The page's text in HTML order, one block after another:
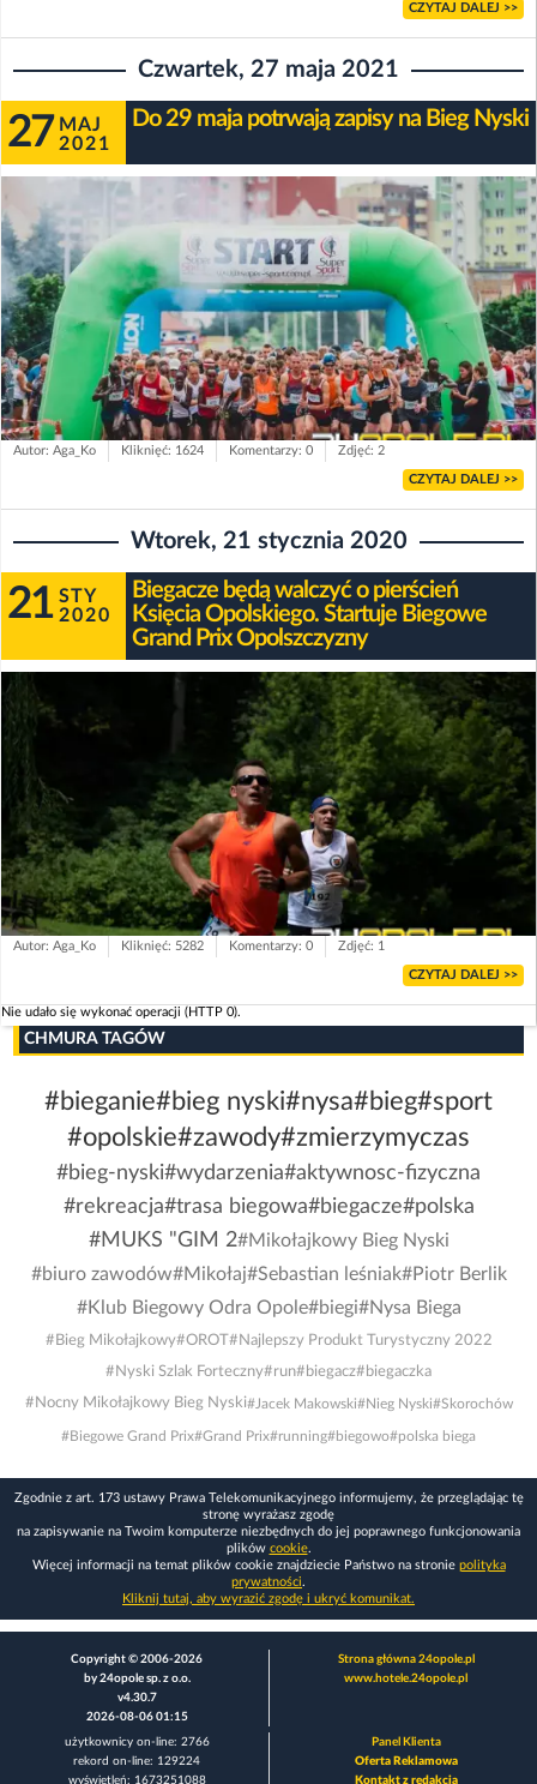
CZYTAJ DALEJ >>
Czwartek, 27 maja 2021
27 MAJ
2021
Do 29 maja potrwają zapisy na Bieg Nyski
Autor: Aga_Ko Kliknięć: 1624 Komentarzy: 0 Zdjęć: 2
CZYTAJ DALEJ >>
Wtorek, 21 stycznia 2020
21 STY
2020
Biegacze będą walczyć o pierścień
Księcia Opolskiego. Startuje Biegowe
Grand Prix Opolszczyzny
Autor: Aga_Ko Kliknięć: 5282 Komentarzy: 0 Zdjęć: 1
CZYTAJ DALEJ >>
Nie udało się wykonać operacji (HTTP 0).
CHMURA TAGÓW
#bieganie#bieg nyski#nysa#bieg#sport
#opolskie#zawody#zmierzymyczas
#bieg-nyski#wydarzenia#aktywnosc-fizyczna
#rekreacja#trasa biegowa#biegacze#polska
#MUKS "GIM 2#Mikołajkowy Bieg Nyski
#biuro zawodów#Mikołaj#Sebastian leśniak#Piotr Berlik
#Klub Biegowy Odra Opole#biegi#Nysa Biega
#Bieg Mikołajkowy#OROT#Najlepszy Produkt Turystyczny 2022
#Nyski Szlak Forteczny#run#biegacz#biegaczka
#Nocny Mikołajkowy Bieg Nyski#Jacek Makowski#Nieg Nyski#Skorochów
#Biegowe Grand Prix#Grand Prix#running#biegowo#polska biega
Zgodnie z art. 173 ustawy Prawa Telekomunikacyjnego informujemy, że przeglądając tę
stronę wyrażasz zgodę
na zapisywanie na Twoim komputerze niezbędnych do jej poprawnego funkcjonowania
plików cookie.
Więcej informacji na temat plików cookie znajdziecie Państwo na stronie polityka
prywatności.
Kliknij tutaj, aby wyrazić zgodę i ukryć komunikat.
Copyright © 2006-2026
by 24opole sp. z o.o.
v4.30.7
2026-08-06 01:15
Strona główna 24opole.pl
www.hotele.24opole.pl
użytkownicy on-line: 2766
rekord on-line: 129224
wyświetleń: 1673251088
Panel Klienta
Oferta Reklamowa
Kontakt z redakcją